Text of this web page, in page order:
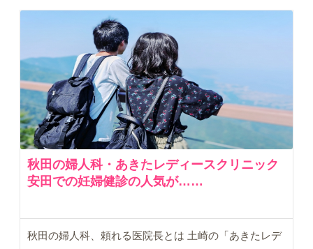
秋田の婦人科・あきたレディースクリニック
安田での妊婦健診の人気が……
秋田の婦人科、頼れる医院長とは 土崎の「あきたレデ